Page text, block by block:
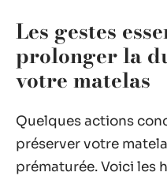
Les gestes
prolonger la
votre matelas
Quelques actions
préserver votre
prématurée. Voici les